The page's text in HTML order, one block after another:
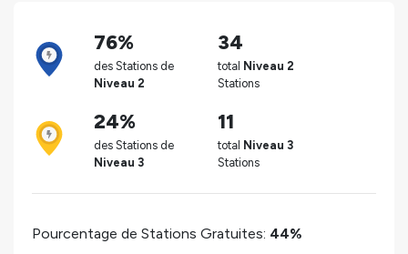
76%
des Stations de
Niveau 2
34
total Niveau 2
Stations
24%
des Stations de
Niveau 3
11
total Niveau 3
Stations
Pourcentage de Stations Gratuites: 44%